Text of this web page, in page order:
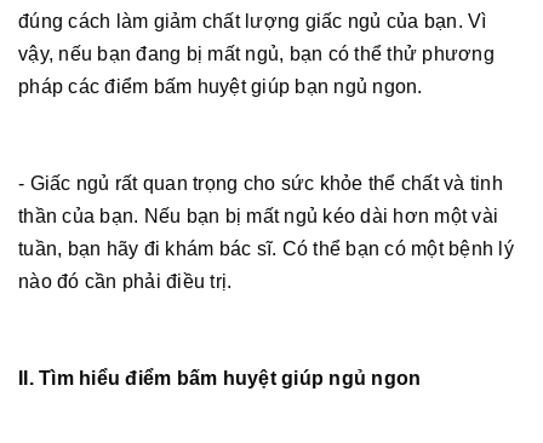
đúng cách làm giảm chất lượng giấc ngủ của bạn. Vì
vậy, nếu bạn đang bị mất ngủ, bạn có thể thử phương
pháp các điểm bấm huyệt giúp bạn ngủ ngon.
- Giấc ngủ rất quan trọng cho sức khỏe thể chất và tinh
thần của bạn. Nếu bạn bị mất ngủ kéo dài hơn một vài
tuần, bạn hãy đi khám bác sĩ. Có thể bạn có một bệnh lý
nào đó cần phải điều trị.
II. Tìm hiểu điểm bấm huyệt giúp ngủ ngon